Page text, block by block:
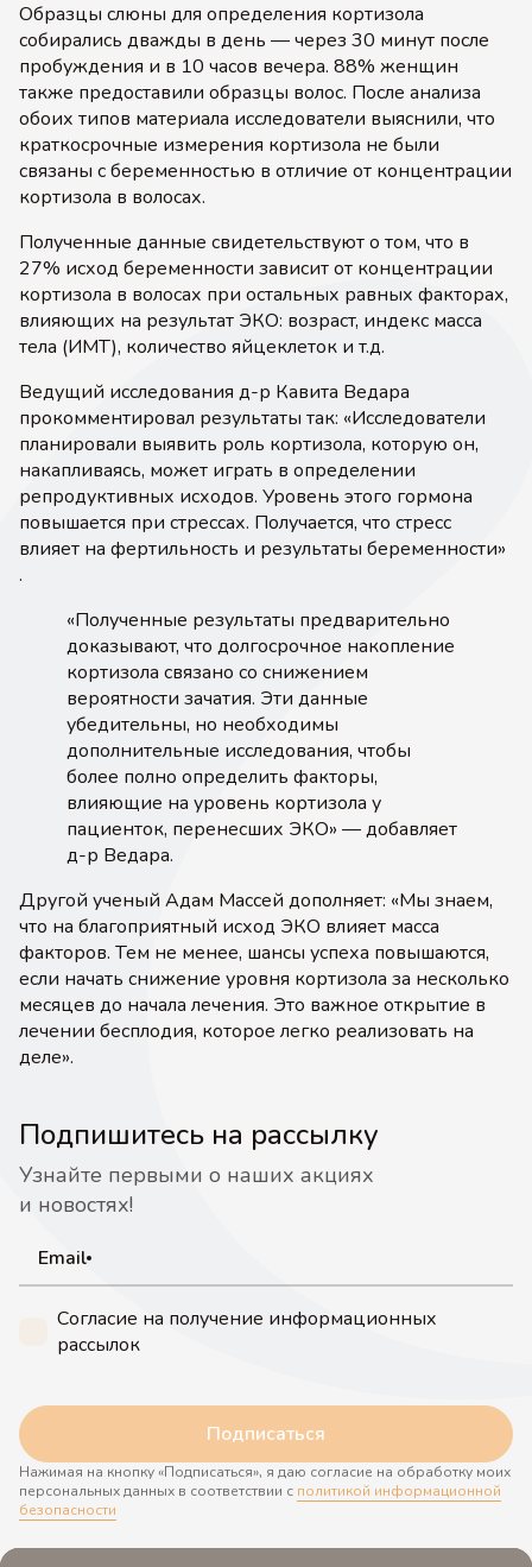
Образцы слюны для определения кортизола
собирались дважды в день — через 30 минут после
пробуждения и в 10 часов вечера. 88% женщин
также предоставили образцы волос. После анализа
обоих типов материала исследователи выяснили, что
краткосрочные измерения кортизола не были
связаны с беременностью в отличие от концентрации
кортизола в волосах.
Полученные данные свидетельствуют о том, что в
27% исход беременности зависит от концентрации
кортизола в волосах при остальных равных факторах,
влияющих на результат ЭКО: возраст, индекс масса
тела (ИМТ), количество яйцеклеток и т.д.
Ведущий исследования д-р Кавита Ведара
прокомментировал результаты так: «Исследователи
планировали выявить роль кортизола, которую он,
накапливаясь, может играть в определении
репродуктивных исходов. Уровень этого гормона
повышается при стрессах. Получается, что стресс
влияет на фертильность и результаты беременности»
.
«Полученные результаты предварительно
доказывают, что долгосрочное накопление
кортизола связано со снижением
вероятности зачатия. Эти данные
убедительны, но необходимы
дополнительные исследования, чтобы
более полно определить факторы,
влияющие на уровень кортизола у
пациенток, перенесших ЭКО» — добавляет
д-р Ведара.
Другой ученый Адам Массей дополняет: «Мы знаем,
что на благоприятный исход ЭКО влияет масса
факторов. Тем не менее, шансы успеха повышаются,
если начать снижение уровня кортизола за несколько
месяцев до начала лечения. Это важное открытие в
лечении бесплодия, которое легко реализовать на
деле».
Подпишитесь на рассылку
Узнайте первыми о наших акциях
и новостях!
Email
Согласие на получение информационных
рассылок
Подписаться
Нажимая на кнопку «Подписаться», я даю согласие на обработку моих
персональных данных в соответствии с политикой информационной
безопасности